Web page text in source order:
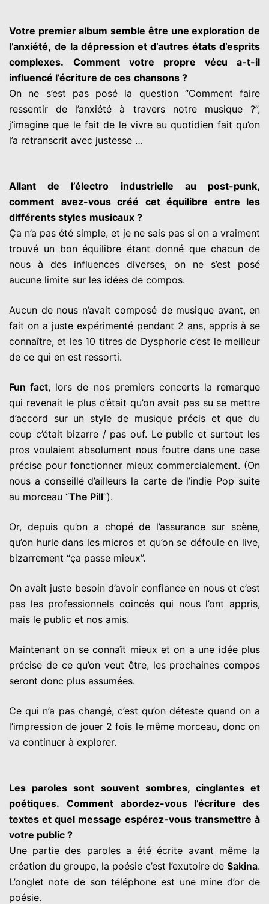
Votre premier album semble être une exploration de
l’anxiété, de la dépression et d’autres états d’esprits
complexes.
Comment votre propre vécu a-t-il
influencé l’écriture de ces chansons ?
On ne s’est pas posé la question “Comment faire
ressentir de
l’anxiété à travers notre musique ?”,
j’imagine que le fait de le vivre au quotidien fait qu’on
l’a retranscrit avec justesse …
Allant de l’électro industrielle au post-punk,
comment avez-vous créé cet équilibre entre les
différents styles musicaux ?
Ça n’a pas été simple, et je ne sais pas si on a vraiment
trouvé un bon équilibre étant donné que chacun de
nous à des influences diverses, on ne s’est posé
aucune limite sur les idées de compos.
Aucun de nous n’avait composé de musique avant, en
fait on a juste expérimenté pendant 2 ans, appris à se
connaître, et les 10 titres de Dysphorie c’est le meilleur
de ce qui en est ressorti.
Fun fact, lors de nos premiers concerts la remarque
qui revenait le plus c’était qu’on avait pas su se mettre
d’accord sur un style de musique précis et que du
coup c’était bizarre / pas ouf. Le public et surtout les
pros voulaient absolument nous foutre dans une case
précise pour fonctionner mieux commercialement. (On
nous a conseillé d’ailleurs la carte de l’indie Pop suite
au morceau “The Pill”).
Or, depuis qu’on a chopé de l’assurance sur scène,
qu’on hurle dans les micros et qu’on se défoule en live,
bizarrement “ça passe mieux”.
On avait juste besoin d’avoir confiance en nous et c’est
pas les professionnels coincés qui nous l’ont appris,
mais le public et nos amis.
Maintenant on se connaît mieux et on a une idée plus
précise de ce qu’on veut être, les prochaines compos
seront donc plus assumées.
Ce qui n’a pas changé, c’est qu’on déteste quand on a
l’impression de jouer 2 fois le même morceau, donc on
va continuer à explorer.
Les paroles sont souvent sombres, cinglantes et
poétiques.
Comment abordez-vous l’écriture des
textes et quel message espérez-vous transmettre à
votre public ?
Une partie des paroles a été écrite avant même la
création du groupe, la poésie c’est l’exutoire de Sakina.
L’onglet note de son téléphone est une mine d’or de
poésie.